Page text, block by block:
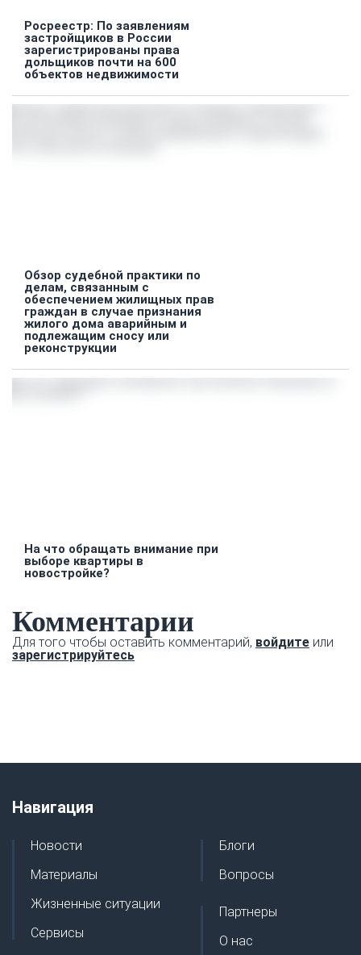
Росреестр: По заявлениям
застройщиков в России
зарегистрированы права
дольщиков почти на 600
объектов недвижимости
Обзор судебной практики по
делам, связанным с
обеспечением жилищных прав
граждан в случае признания
жилого дома аварийным и
подлежащим сносу или
реконструкции
На что обращать внимание при
выборе квартиры в
новостройке?
Комментарии
Для того чтобы оставить комментарий, войдите или
зарегистрируйтесь
Навигация
Новости
Материалы
Жизненные ситуации
Сервисы
Блоги
Вопросы
Партнеры
О нас